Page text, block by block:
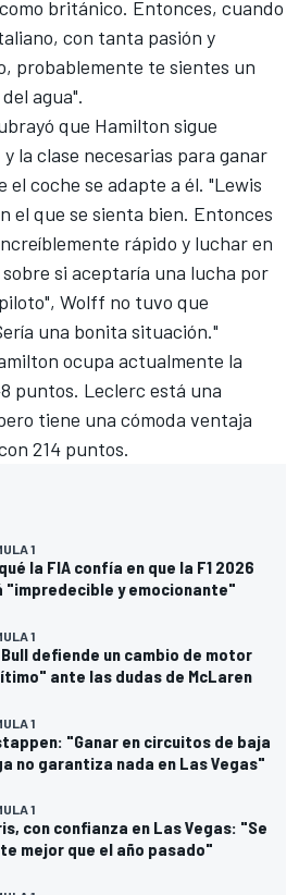
británico. Entonces, cuando
con tanta pasión y
probablemente te sientes un
agua".
que Hamilton sigue
la clase necesarias para ganar
el coche se adapte a él. "Lewis
el que se sienta bien. Entonces
rápido y luchar en
si aceptaría una lucha por
Wolff no tuvo que
una bonita situación."
ocupa actualmente la
puntos. Leclerc está una
tiene una cómoda ventaja
214 puntos.
1
la FIA confía en que la F1 2026
"impredecible y emocionante"
1
Bull defiende un cambio de motor
ante las dudas de McLaren
1
"Ganar en circuitos de baja
no garantiza nada en Las Vegas"
1
con confianza en Las Vegas: "Se
mejor que el año pasado"